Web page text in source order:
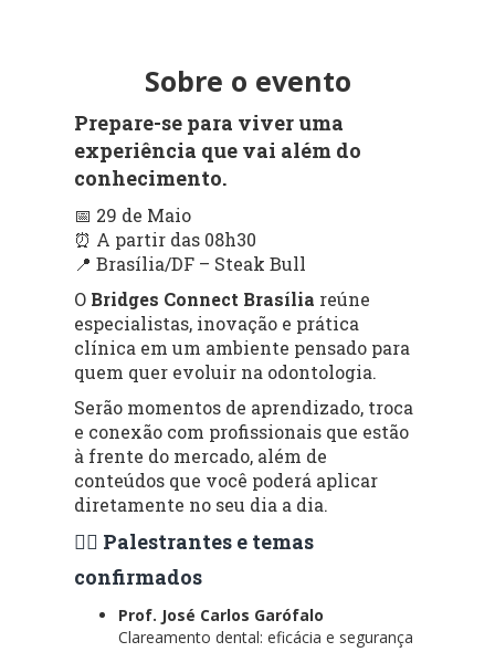
Sobre o evento
Prepare-se para viver uma
experiência que vai além do
conhecimento.
📅 29 de Maio
⏰ A partir das 08h30
📍 Brasília/DF – Steak Bull
O Bridges Connect Brasília reúne
especialistas, inovação e prática
clínica em um ambiente pensado para
quem quer evoluir na odontologia.
Serão momentos de aprendizado, troca
e conexão com profissionais que estão
à frente do mercado, além de
conteúdos que você poderá aplicar
diretamente no seu dia a dia.
👨‍⚕️ Palestrantes e temas
confirmados
Prof. José Carlos Garófalo
Clareamento dental: eficácia e segurança